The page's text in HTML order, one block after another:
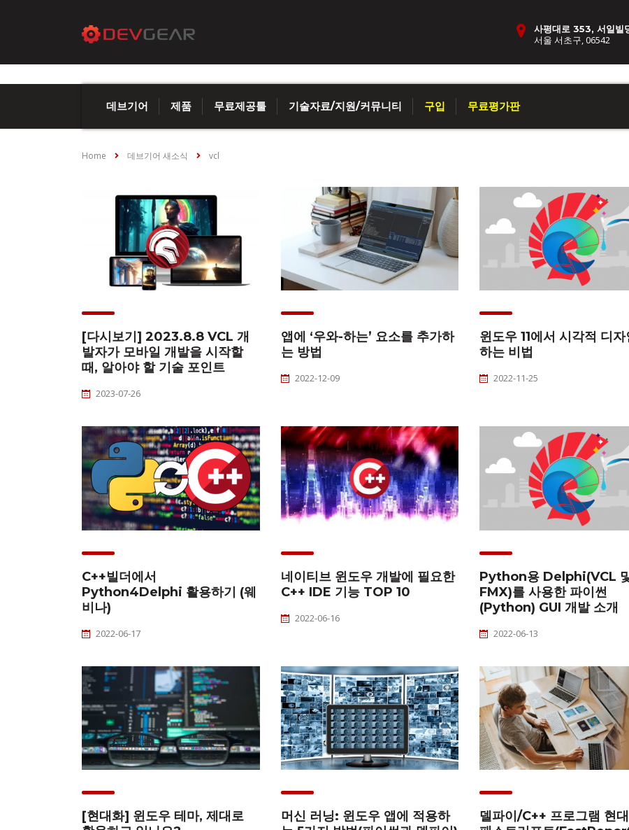
사평대로 353, 서일빌
서울 서초구, 06542
데브기어 제품 무료제공툴 기술자료/지원/커뮤니티 구입 무료평가판
Home 데브기어 새소식 vcl
[다시보기] 2023.8.8 VCL 개
발자가 모바일 개발을 시작할
때, 알아야 할 기술 포인트
2023-07-26
앱에 ‘우와-하는’ 요소를 추가하
는 방법
2022-12-09
윈도우 11에서 시각적 디
하는 비법
2022-11-25
C++빌더에서
Python4Delphi 활용하기 (웨
비나)
2022-06-17
네이티브 윈도우 개발에 필요한
C++ IDE 기능 TOP 10
2022-06-16
Python용 Delphi(VCL
FMX)를 사용한 파이썬
(Python) GUI 개발 소개
2022-06-13
[현대화] 윈도우 테마, 제대로
머신 러닝: 윈도우 앱에 적용하
델파이/C++ 프로그램 현